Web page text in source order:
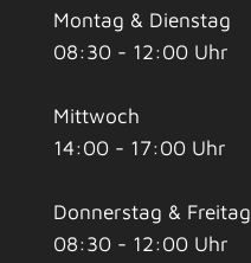
Montag & Dienstag
08:30 - 12:00 Uhr
Mittwoch
14:00 - 17:00 Uhr
Donnerstag & Freitag
08:30 - 12:00 Uhr